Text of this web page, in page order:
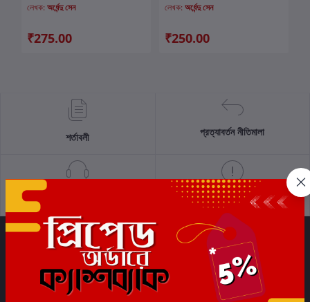
লেখক: অর্ধেন্দু সেন
₹275.00
লেখক: অর্ধেন্দু সেন
₹250.00
শর্তাবলী প্রত্যাবর্তন নীতিমালা
গোপনীয়তা নীতি